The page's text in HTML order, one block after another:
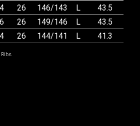
26 146/143 L 43.5
26 149/146 L 43.5
26 144/141 L 41.3